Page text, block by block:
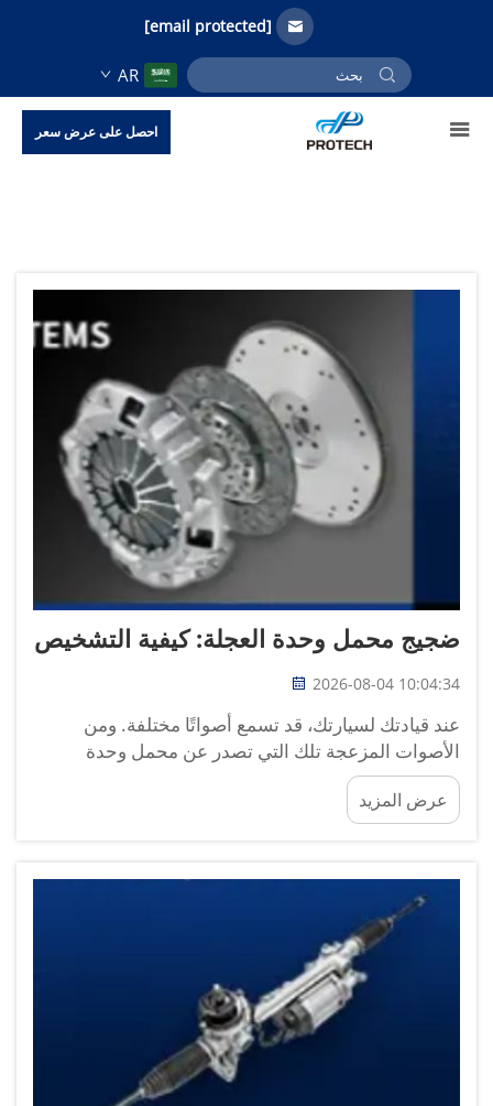
[email protected]
AR
احصل على عرض سعر
ضجيج محمل وحدة العجلة: كيفية التشخيص
2026-08-04 10:04:34
عند قيادتك لسيارتك، قد تسمع أصواتًا مختلفة. ومن
الأصوات المزعجة تلك التي تصدر عن محمل وحدة
العجلة. وتُعد هذه القطعة مهمة جدًّا لأنها تساعد عجلاتك
على الدوران بسلاسة. وإذا كان محمل الوحدة يصدر
ضجيجًا، فقد يشير ذلك إلى...
عرض المزيد